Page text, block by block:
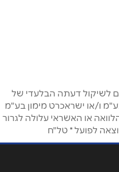
לשיקול דעתה הבלעדי של
ו/או ישראכרט מימון בע"מ
או האשראי עלולה לגרור
לפועל * טל"ח